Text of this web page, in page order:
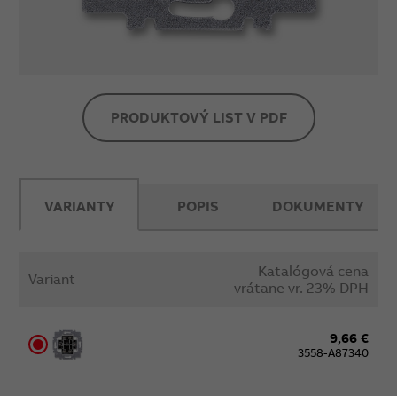
PRODUKTOVÝ LIST V PDF
VARIANTY
Variant
Katalógová cena
vrátane vr. 23% DPH
9,66 €
3558-A87340
POPIS DOKUMENTY